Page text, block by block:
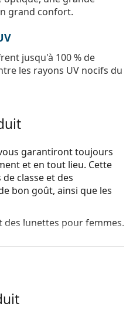
grand confort.
jusqu'à 100 % de
les rayons UV nocifs du
garantiront toujours
et en tout lieu. Cette
classe et des
bon goût, ainsi que les
des lunettes pour femmes.
s'accorde
teints et des cheveux